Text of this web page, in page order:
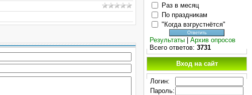
Раз в месяц
По праздникам
"Когда взгрустнётся"
Результаты
Архив опросов
Всего ответов: 3731
Вход на сайт
Логин:
Пароль: